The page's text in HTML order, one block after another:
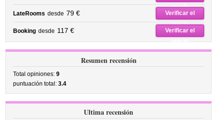
precio
LateRooms desde 79 €
Verificar el
precio
Booking desde 117 €
Verificar el
precio
Resumen recensión
Total opiniones:9
puntuación total:3.4
Ultima recensión